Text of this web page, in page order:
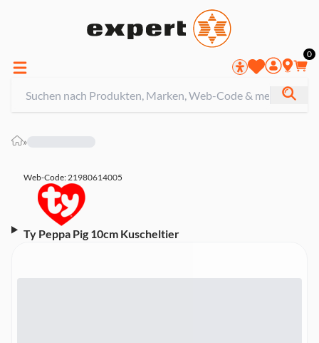
0
»
Web-Code: 21980614005
Ty Peppa Pig 10cm Kuscheltier